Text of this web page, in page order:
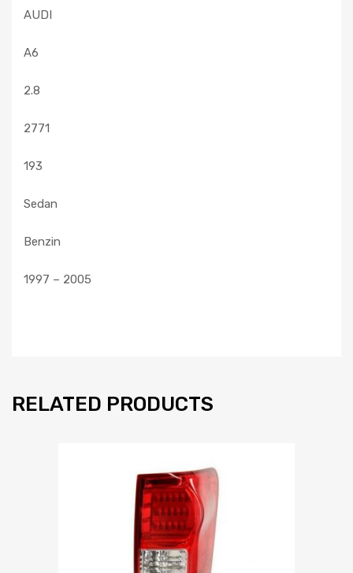
AUDI
A6
2.8
2771
193
Sedan
Benzin
1997 – 2005
RELATED PRODUCTS